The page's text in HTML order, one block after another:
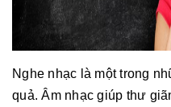
Nghe nhạc là một trong
quả. Âm nhạc giúp thư